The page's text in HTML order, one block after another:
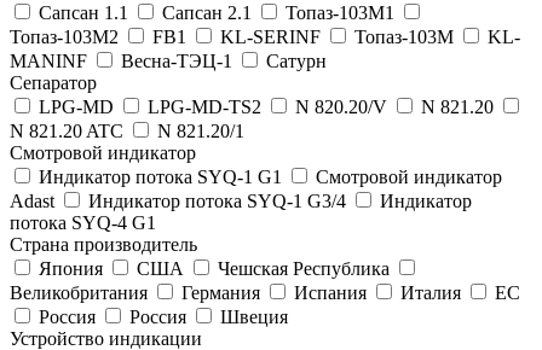
Сапсан 1.1
Сапсан 2.1
Топаз-103М1
Топаз-103М2
FB1 KL-SERINF Топаз-103М
KL-
MANINF
Весна-ТЭЦ-1
Сатурн
Сепаратор
LPG-MD
LPG-MD-TS2 N 820.20/V
N 821.20
N 821.20 ATC
N 821.20/1
Смотровой индикатор
Индикатор потока SYQ-1 G1
Смотровой индикатор
Adast
Индикатор потока SYQ-1 G3/4
Индикатор
потока SYQ-4 G1
Страна производитель
Япония
США
Чешская Республика
Великобритания
Германия Испания Италия
ЕС
Россия
Россия
Швеция
Устройство индикации